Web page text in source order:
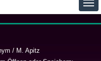
/ M. Apitz